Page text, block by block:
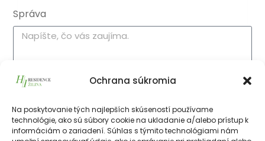
Ochrana súkromia
Na poskytovanie tých najlepších skúseností používame
technológie, ako sú súbory cookie na ukladanie a/alebo prístup k
informáciám o zariadení. Súhlas s týmito technológiami nám
Správa
Súhlasím so spracovanímosobných údajov